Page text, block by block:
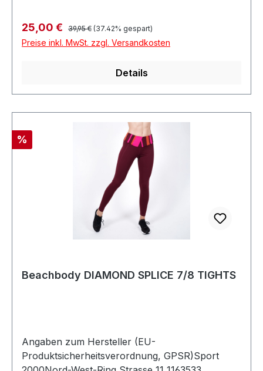
Verkaufspreis:
25,00 € Regulärer Preis:
39,95 € (37.42% gespart)
Preise inkl. MwSt. zzgl. Versandkosten
Details
Rabatt
%
Beachbody DIAMOND SPLICE 7/8 TIGHTS
Angaben zum Hersteller (EU-
Produktsicherheitsverordnung, GPSR)Sport